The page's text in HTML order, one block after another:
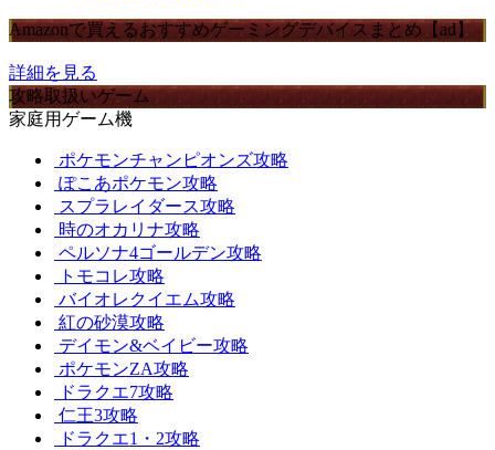
Amazonで買えるおすすめゲーミングデバイスまとめ【ad】
詳細を見る
攻略取扱いゲーム
家庭用ゲーム機
ポケモンチャンピオンズ攻略
ぽこあポケモン攻略
スプラレイダース攻略
時のオカリナ攻略
ペルソナ4ゴールデン攻略
トモコレ攻略
バイオレクイエム攻略
紅の砂漠攻略
デイモン&ベイビー攻略
ポケモンZA攻略
ドラクエ7攻略
仁王3攻略
ドラクエ1・2攻略